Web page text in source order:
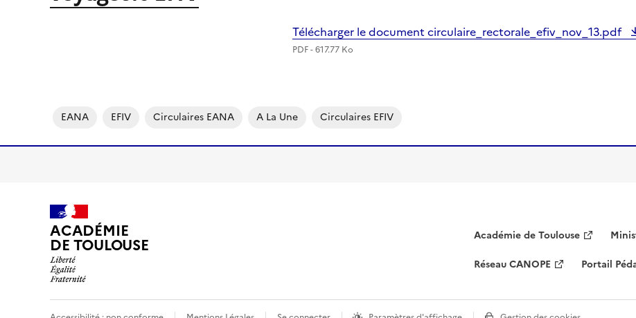
Télécharger le document circulaire_rectorale_efiv_nov_13.pdf
PDF - 617.77 Ko
EANA EFIV Circulaires EANA A La Une Circulaires EFIV
ACADÉMIE
DE TOULOUSE Académie de Toulouse
Réseau CANOPE
Portail